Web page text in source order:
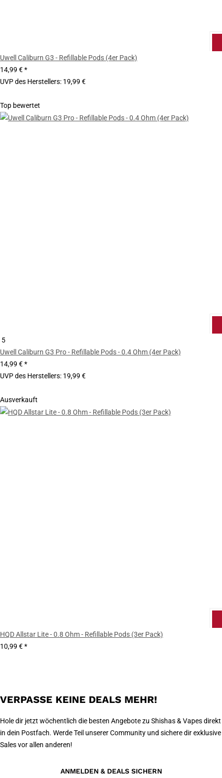
Uwell Caliburn G3 - Refillable Pods (4er Pack)
14,99 €*
UVP des Herstellers: 19,99 €
Top bewertet
5
Uwell Caliburn G3 Pro - Refillable Pods - 0.4 Ohm (4er Pack)
14,99 €*
UVP des Herstellers: 19,99 €
Ausverkauft
HQD Allstar Lite - 0.8 Ohm - Refillable Pods (3er Pack)
10,99 €*
VERPASSE KEINE DEALS MEHR!
Hole dir jetzt wöchentlich die besten Angebote zu Shishas & Vapes direkt
in dein Postfach. Werde Teil unserer Community und sichere dir exklusive
Sales vor allen anderen!
ANMELDEN & DEALS SICHERN